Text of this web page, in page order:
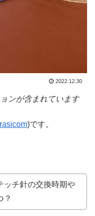
2022.12.30
ンが含まれています
)です。
ッチ針の交換時期や
？